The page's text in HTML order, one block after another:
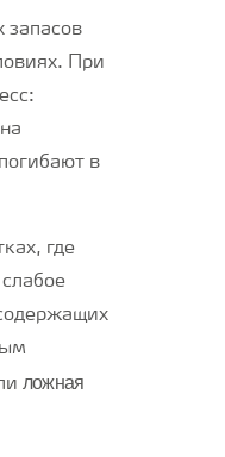
запасов
При
в
где
ложная